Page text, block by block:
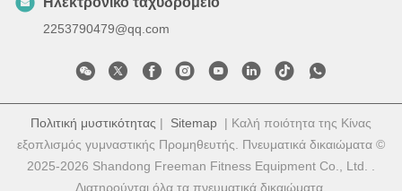
2253790479@qq.com
Πολιτική μυστικότητας | Sitemap | Καλή ποιότητα της Κίνας
εξοπλισμός γυμναστικής Προμηθευτής. Πνευματικά δικαιώματα ©
2025-2026 Shandong Freeman Fitness Equipment Co., Ltd. .
Διατηρούνται όλα τα πνευματικά δικαιώματα.